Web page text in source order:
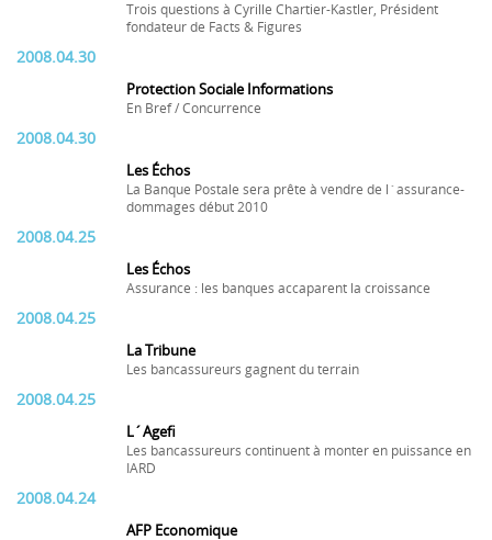
Trois questions à Cyrille Chartier-Kastler, Président
fondateur de Facts & Figures
2008.04.30
Protection Sociale Informations
En Bref / Concurrence
2008.04.30
Les Échos
La Banque Postale sera prête à vendre de l´assurance-
dommages début 2010
2008.04.25
Les Échos
Assurance : les banques accaparent la croissance
2008.04.25
La Tribune
Les bancassureurs gagnent du terrain
2008.04.25
L´Agefi
Les bancassureurs continuent à monter en puissance en
IARD
2008.04.24
AFP Economique